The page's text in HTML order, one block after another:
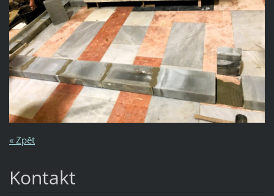
« Zpět
Kontakt